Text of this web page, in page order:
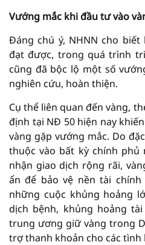
Vướng mắc khi đầu tư vào
Đáng chú ý, NHNN cho
đạt được, trong quá trình
cũng đã bộc lộ một số
nghiên cứu, hoàn thiện.
Cụ thể liên quan đến vàng,
định tại NĐ 50 hiện nay
vàng gặp vướng mắc. Do
thuộc vào bất kỳ chính phủ
nhận giao dịch rộng rãi,
ẩn để bảo vệ nền tài
những cuộc khủng hoảng
dịch bệnh, khủng hoảng tài
trung ương giữ vàng trong
trợ thanh khoản cho các tình